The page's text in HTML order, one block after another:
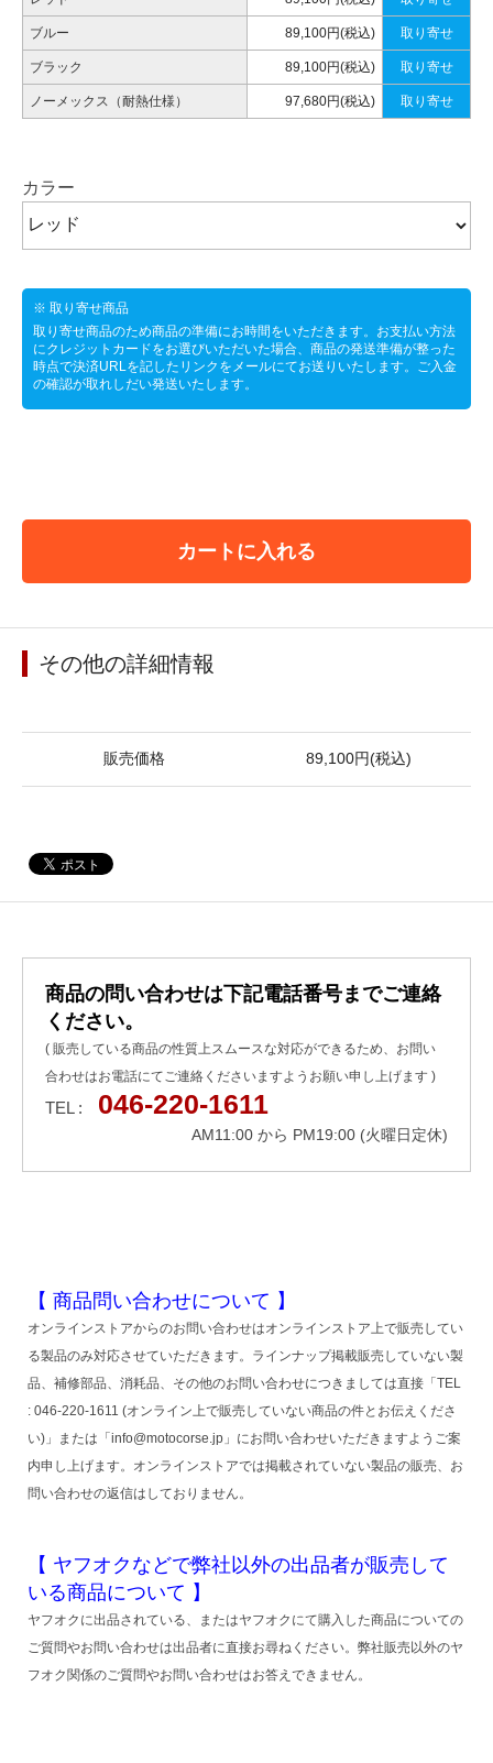
ブルー 89,100円(税込) 取り寄せ
ブラック 89,100円(税込) 取り寄せ
ノーメックス（耐熱仕様） 97,680円(税込) 取り寄せ
カラー
※ 取り寄せ商品
取り寄せ商品のため商品の準備にお時間をいただきます。お支払い方法
にクレジットカードをお選びいただいた場合、商品の発送準備が整った
時点で決済URLを記したリンクをメールにてお送りいたします。ご入金
の確認が取れしだい発送いたします。
カートに入れる
その他の詳細情報
販売価格 89,100円(税込)
商品の問い合わせは下記電話番号までご連絡
ください。
( 販売している商品の性質上スムースな対応ができるため、お問い
合わせはお電話にてご連絡くださいますようお願い申し上げます )
TEL : 046-220-1611
AM11:00 から PM19:00 (火曜日定休)
【 商品問い合わせについて 】
オンラインストアからのお問い合わせはオンラインストア上で販売してい
る製品のみ対応させていただきます。ラインナップ掲載販売していない製
品、補修部品、消耗品、その他のお問い合わせにつきましては直接「TEL
: 046-220-1611 (オンライン上で販売していない商品の件とお伝えくださ
い)」または「info@motocorse.jp」にお問い合わせいただきますようご案
内申し上げます。オンラインストアでは掲載されていない製品の販売、お
問い合わせの返信はしておりません。
【 ヤフオクなどで弊社以外の出品者が販売して
いる商品について 】
ヤフオクに出品されている、またはヤフオクにて購入した商品についての
ご質問やお問い合わせは出品者に直接お尋ねください。弊社販売以外のヤ
フオク関係のご質問やお問い合わせはお答えできません。